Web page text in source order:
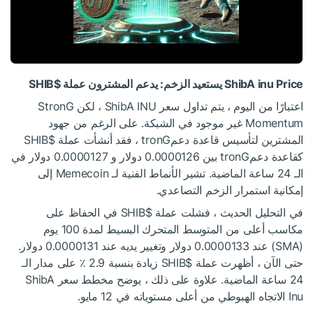
ShibA inu Price يستعيد الزخم: يدعم المشترون عملة
$SHIB
اعتبارًا من اليوم ، يتم تداول سعر ShibA INU ، لكن StronG
Momentum غير موجود في الشبكة. على الرغم من جهود
المشترين لتأسيس قاعدة دعمtronG ، فقد أنشأت عملة
$SHIB
كقاعدة دعمtronG بين 0.0000126 دولار و 0.0000127 دولار في
الـ 24 ساعة الماضية. تشير الأنماط الفنية لـ Memecoin إلى
إمكانية استمرار الزخم التصاعدي.
في التحليل الحديث ، فشلت عملة$SHIB
في الحفاظ على
مكاسب أعلى من المتوسط المتحرك البسيط لمدة 100 يوم
(SMA) عند 0.0000133 دولار وتغيير يديه عند 0.0000131 دولار.
حتى الآن ، أظهرت عملة $SHIB
زيادة بنسبة 2.9 ٪ على مدار الـ
24 ساعة الماضية. علاوة على ذلك ، يوضح مخطط سعر ShibA
Inu الاتجاه الهبوطي من أعلى مستوياته في 12 مايو.